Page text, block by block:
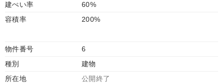
建ぺい率
60%
容積率
200%
物件番号
6
種別
建物
所在地
公開終了